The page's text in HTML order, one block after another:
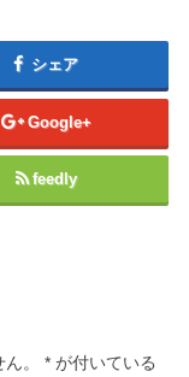
シェア
Google+
feedly
。 * が付いている